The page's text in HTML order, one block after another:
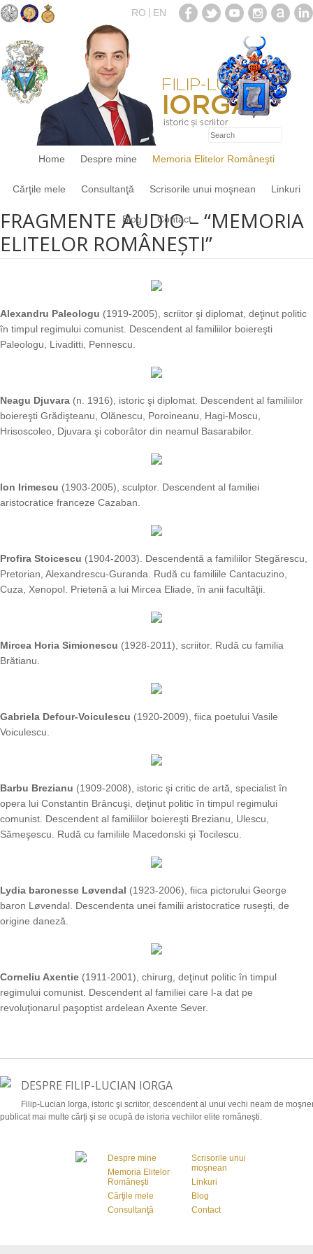
RO EN
Home Despre mine Memoria Elitelor Româneşti
Cărţile mele Consultanţă Scrisorile unui moşnean Linkuri
Blog Contact
FRAGMENTE AUDIO – “MEMORIA
ELITELOR ROMÂNEŞTI”
Alexandru Paleologu (1919-2005), scriitor şi diplomat, deţinut politic
în timpul regimului comunist. Descendent al familiilor boiereşti
Paleologu, Livaditti, Pennescu.
Neagu Djuvara (n. 1916), istoric şi diplomat. Descendent al familiilor
boiereşti Grădişteanu, Olănescu, Poroineanu, Hagi-Moscu,
Hrisoscoleo, Djuvara şi coborâtor din neamul Basarabilor.
Ion Irimescu (1903-2005), sculptor. Descendent al familiei
aristocratice franceze Cazaban.
Profira Stoicescu (1904-2003). Descendentă a familiilor Stegărescu,
Pretorian, Alexandrescu-Guranda. Rudă cu familiile Cantacuzino,
Cuza, Xenopol. Prietenă a lui Mircea Eliade, în anii facultăţii.
Mircea Horia Simionescu (1928-2011), scriitor. Rudă cu familia
Brătianu.
Gabriela Defour-Voiculescu (1920-2009), fiica poetului Vasile
Voiculescu.
Barbu Brezianu (1909-2008), istoric şi critic de artă, specialist în
opera lui Constantin Brâncuşi, deţinut politic în timpul regimului
comunist. Descendent al familiilor boiereşti Brezianu, Ulescu,
Sămeşescu. Rudă cu familiile Macedonski şi Tocilescu.
Lydia baronesse Løvendal (1923-2006), fiica pictorului George
baron Løvendal. Descendenta unei familii aristocratice ruseşti, de
origine daneză.
Corneliu Axentie (1911-2001), chirurg, deţinut politic în timpul
regimului comunist. Descendent al familiei care l-a dat pe
revoluţionarul paşoptist ardelean Axente Sever.
DESPRE FILIP-LUCIAN IORGA
Filip-Lucian Iorga, istoric şi scriitor, descendent al unui vechi neam de
publicat mai multe cărţi şi se ocupă de istoria vechilor elite româneşti.
Despre mine
Memoria Elitelor
Româneşti
Cărţile mele
Consultanţă
Scrisorile unui
moşnean
Linkuri
Blog
Contact